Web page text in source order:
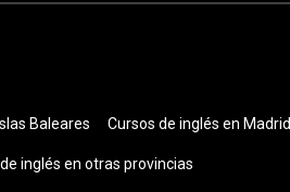
Baleares Cursos de inglés en Madrid
inglés en otras provincias